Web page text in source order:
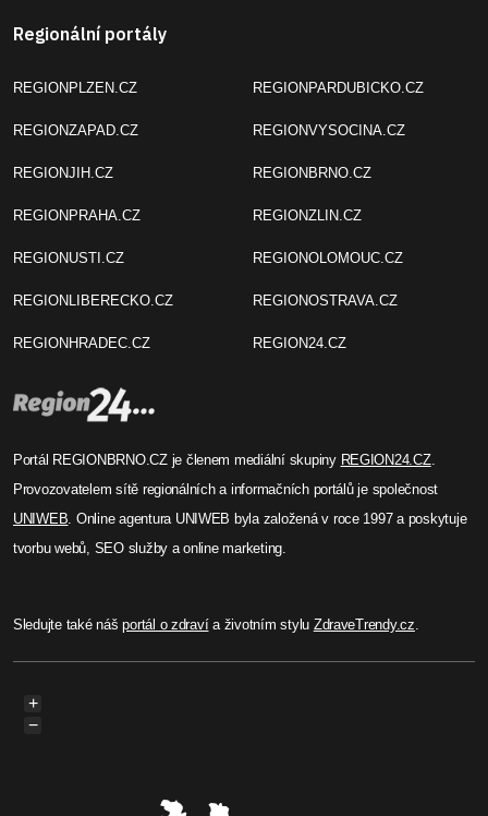
Regionální portály
REGIONPLZEN.CZ
REGIONZAPAD.CZ
REGIONJIH.CZ
REGIONPRAHA.CZ
REGIONUSTI.CZ
REGIONLIBERECKO.CZ
REGIONHRADEC.CZ
REGIONPARDUBICKO.CZ
REGIONVYSOCINA.CZ
REGIONBRNO.CZ
REGIONZLIN.CZ
REGIONOLOMOUC.CZ
REGIONOSTRAVA.CZ
REGION24.CZ
Portál REGIONBRNO.CZ je členem mediální skupiny REGION24.CZ.
Provozovatelem sítě regionálních a informačních portálů je společnost
UNIWEB . Online agentura UNIWEB byla založená v roce 1997 a poskytuje
tvorbu webů, SEO služby a online marketing.
Sledujte také nášportál o zdravía životním stylu ZdraveTrendy.cz
+
−